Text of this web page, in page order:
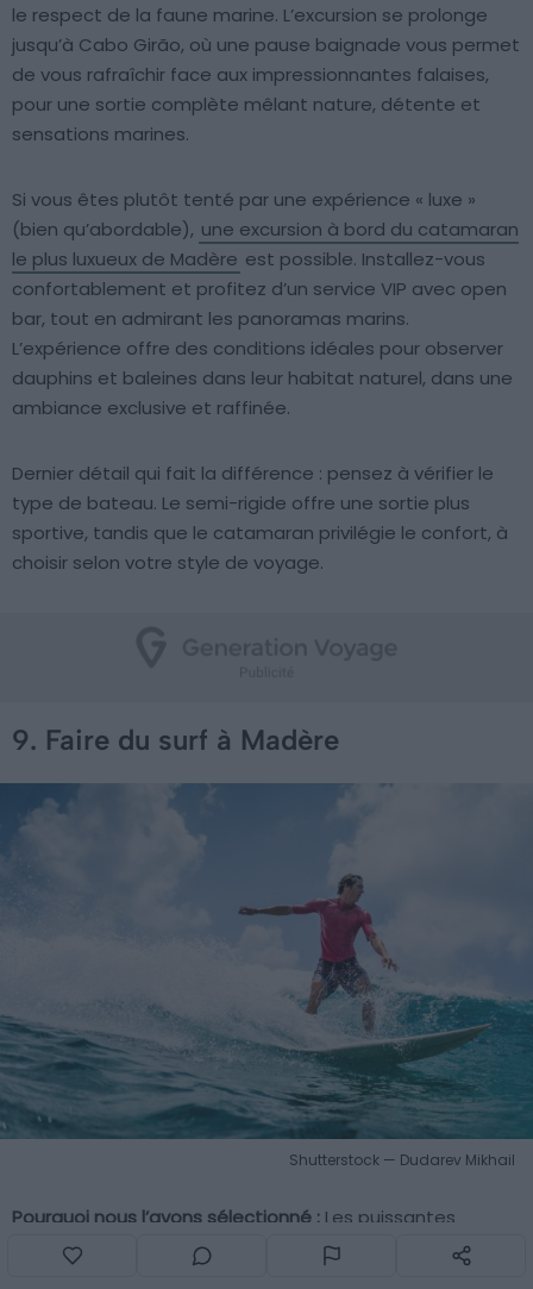
le respect de la faune marine. L’excursion se prolonge
jusqu’à Cabo Girão, où une pause baignade vous permet
de vous rafraîchir face aux impressionnantes falaises,
pour une sortie complète mêlant nature, détente et
sensations marines.
Si vous êtes plutôt tenté par une expérience « luxe »
(bien qu’abordable), une excursion à bord du catamaran
le plus luxueux de Madère est possible. Installez-vous
confortablement et profitez d’un service VIP avec open
bar, tout en admirant les panoramas marins.
L’expérience offre des conditions idéales pour observer
dauphins et baleines dans leur habitat naturel, dans une
ambiance exclusive et raffinée.
Dernier détail qui fait la différence : pensez à vérifier le
type de bateau. Le semi-rigide offre une sortie plus
sportive, tandis que le catamaran privilégie le confort, à
choisir selon votre style de voyage.
9. Faire du surf à Madère
Shutterstock — Dudarev Mikhail
Pourquoi nous l’avons sélectionné : Les puissantes
vagues de l’Atlantique et les plages préservées de